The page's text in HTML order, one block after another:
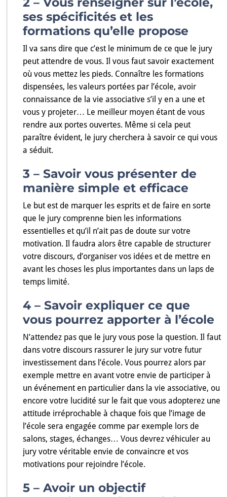
ses spécificités et les
formations qu’elle propose
Il va sans dire que c’est le minimum de ce que le jury
peut attendre de vous. Il vous faut savoir exactement
où vous mettez les pieds. Connaître les formations
dispensées, les valeurs portées par l’école, avoir
connaissance de la vie associative s’il y en a une et
vous y projeter… Le meilleur moyen étant de vous
rendre aux portes ouvertes. Même si cela peut
paraître évident, le jury cherchera à savoir ce qui vous
a séduit.
3 – Savoir vous présenter de
manière simple et efficace
Le but est de marquer les esprits et de faire en sorte
que le jury comprenne bien les informations
essentielles et qu’il n’ait pas de doute sur votre
motivation. Il faudra alors être capable de structurer
votre discours, d’organiser vos idées et de mettre en
avant les choses les plus importantes dans un laps de
temps limité.
4 – Savoir expliquer ce que
vous pourrez apporter à l’école
N’attendez pas que le jury vous pose la question. Il faut
dans votre discours rassurer le jury sur votre futur
investissement dans l’école. Vous pourrez alors par
exemple mettre en avant votre envie de participer à
un événement en particulier dans la vie associative, ou
encore votre lucidité sur le fait que vous adopterez une
attitude irréprochable à chaque fois que l’image de
l’école sera engagée comme par exemple lors de
salons, stages, échanges… Vous devrez véhiculer au
jury votre véritable envie de convaincre et vos
motivations pour rejoindre l’école.
5 – Avoir un objectif